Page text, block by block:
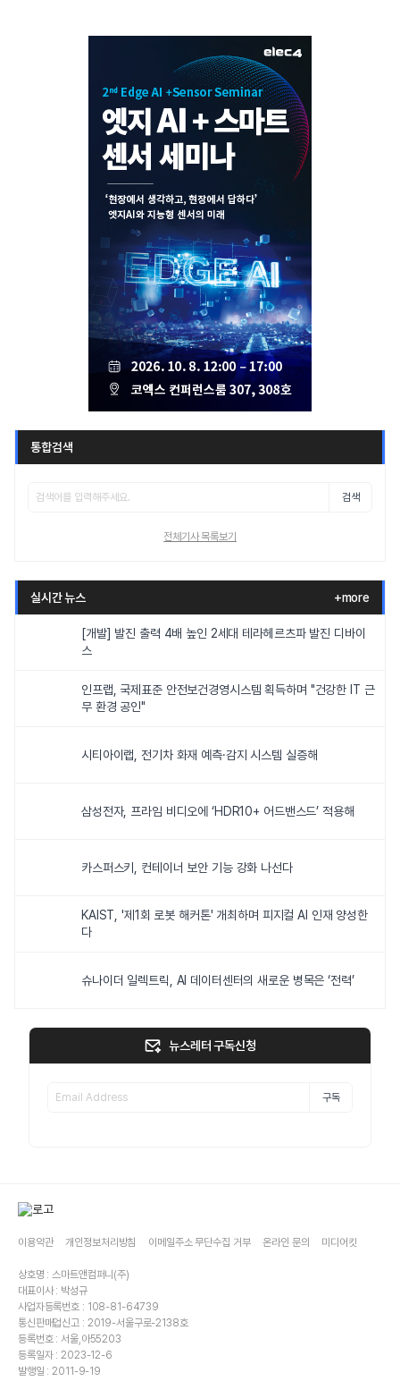
통합검색
검색
전체기사 목록보기
실시간 뉴스 +more
[개발] 발진 출력 4배 높인 2세대 테라헤르츠파 발진 디바이
스
인프랩, 국제표준 안전보건경영시스템 획득하며 "건강한 IT 근
무 환경 공인"
시티아이랩, 전기차 화재 예측·감지 시스템 실증해
삼성전자, 프라임 비디오에 ‘HDR10+ 어드밴스드’ 적용해
카스퍼스키, 컨테이너 보안 기능 강화 나선다
KAIST, '제1회 로봇 해커톤' 개최하며 피지컬 AI 인재 양성한
다
슈나이더 일렉트릭, AI 데이터센터의 새로운 병목은 ‘전력’
뉴스레터 구독신청
구독
이용약관 개인정보처리방침 이메일주소 무단수집 거부 온라인 문의 미디어킷
상호명 : 스마트앤컴퍼니(주)
대표이사 : 박성규
사업자등록번호 : 108-81-64739
통신판매업신고 : 2019-서울구로-2138호
등록번호 : 서울,아55203
등록일자 : 2023-12-6
발행일 : 2011-9-19